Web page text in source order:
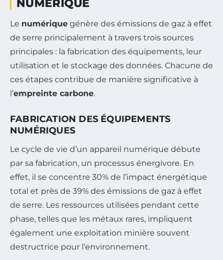
NUMÉRIQUE
Le numérique génère des émissions de gaz à effet
de serre principalement à travers trois sources
principales : la fabrication des équipements, leur
utilisation et le stockage des données. Chacune de
ces étapes contribue de manière significative à
l’empreinte carbone.
FABRICATION DES ÉQUIPEMENTS
NUMÉRIQUES
Le cycle de vie d’un appareil numérique débute
par sa fabrication, un processus énergivore. En
effet, il se concentre 30% de l’impact énergétique
total et près de 39% des émissions de gaz à effet
de serre. Les ressources utilisées pendant cette
phase, telles que les métaux rares, impliquent
également une exploitation minière souvent
destructrice pour l’environnement.